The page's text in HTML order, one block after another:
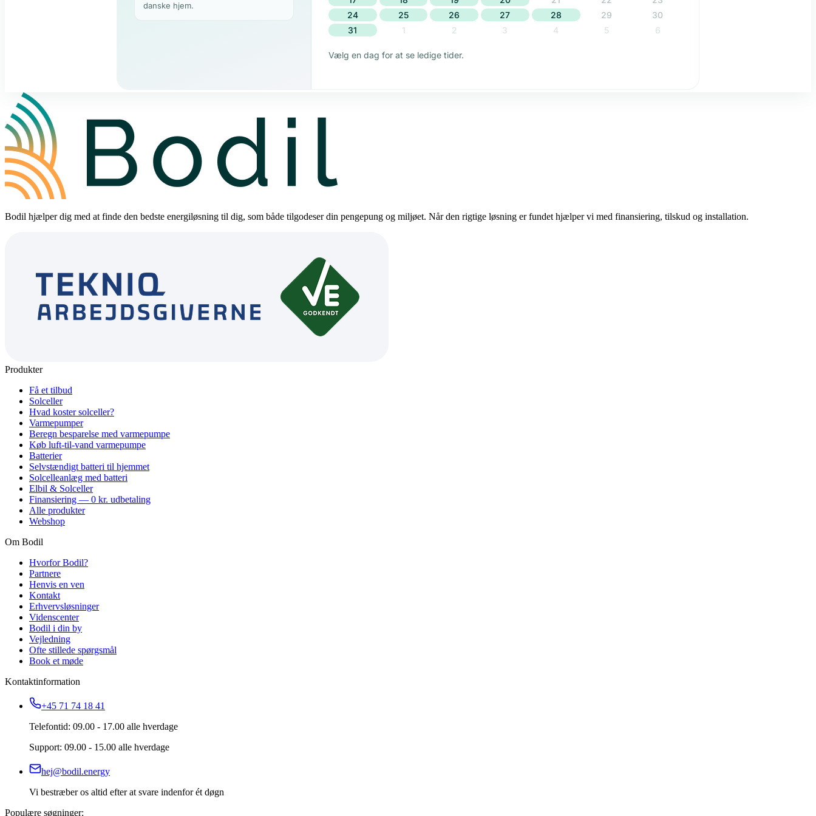
Bodil hjælper dig med at finde den bedste energiløsning til dig, som både tilgodeser din pengepung og miljøet. Når den rigtige løsning er fundet hjælper vi med finansiering, tilskud og installation.
Produkter
Få et tilbud
Solceller
Hvad koster solceller?
Varmepumper
Beregn besparelse med varmepumpe
Køb luft-til-vand varmepumpe
Batterier
Selvstændigt batteri til hjemmet
Solcelleanlæg med batteri
Elbil & Solceller
Finansiering — 0 kr. udbetaling
Alle produkter
Webshop
Om Bodil
Hvorfor Bodil?
Partnere
Henvis en ven
Kontakt
Erhvervsløsninger
Videnscenter
Bodil i din by
Vejledning
Ofte stillede spørgsmål
Book et møde
Kontaktinformation
+45 71 74 18 41
Telefontid: 09.00 - 17.00 alle hverdage
Support: 09.00 - 15.00 alle hverdage
hej@bodil.energy
Vi bestræber os altid efter at svare indenfor ét døgn
Populære søgninger: